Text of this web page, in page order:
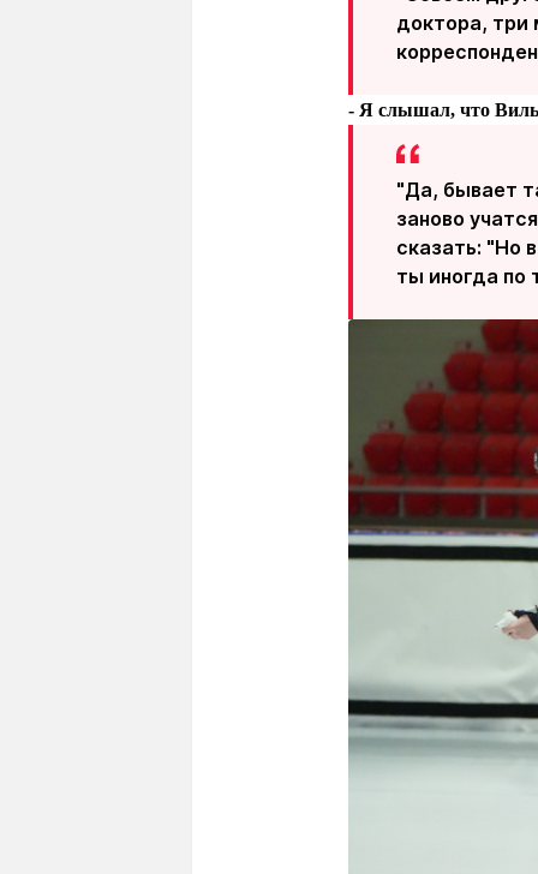
доктора, три
- Я слышал, что
"Да, бывает
заново
сказать: "Но
ты иногда по